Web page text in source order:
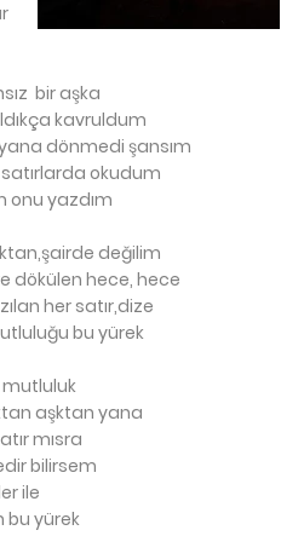
bir aşka
kavruldum
dönmedi şansım
okudum
onu yazdım
değilim
dökülen hece, hece
her satır,dize
bu yürek
mutluluk
aşktan yana
mısra
bilirsem
ile
yürek